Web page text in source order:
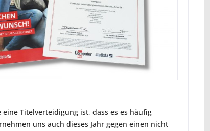
Titelverteidigung ist, dass es es häufig
uns auch dieses Jahr gegen einen nicht